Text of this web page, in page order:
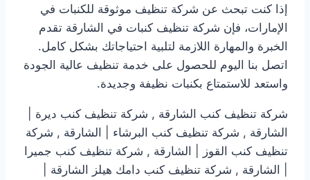
إذا كنت تبحث عن شركة تنظيف موثوقة للكنبات في
الإمارات، فإن شركة تنظيف كنبات في الشارقة تقدم
الخبرة والمهارة اللازمة لتلبية احتياجاتك بشكل كامل.
اتصل بنا اليوم للحصول على خدمة تنظيف عالية الجودة
واستعد للاستمتاع بكنبات نظيفة وجديدة.
شركة تنظيف كنب الشارقة , شركة تنظيف كنب ديرة |
الشارقة , شركة تنظيف كنب البرشاء | الشارقة , شركة
تنظيف كنب القوز | الشارقة , شركة تنظيف كنب جميرا
| الشارقة , شركة تنظيف كنب دامك هيلز الشارقة |